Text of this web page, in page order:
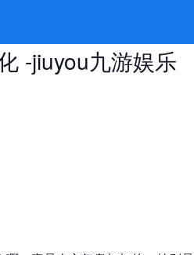
子叫什么，探秘这
-jiuyou九游娱乐